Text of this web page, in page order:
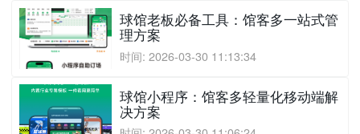
球馆老板必备工具：馆客多一站式管
理方案
时间: 2026-03-30 11:13:34
球馆小程序：馆客多轻量化移动端解
决方案